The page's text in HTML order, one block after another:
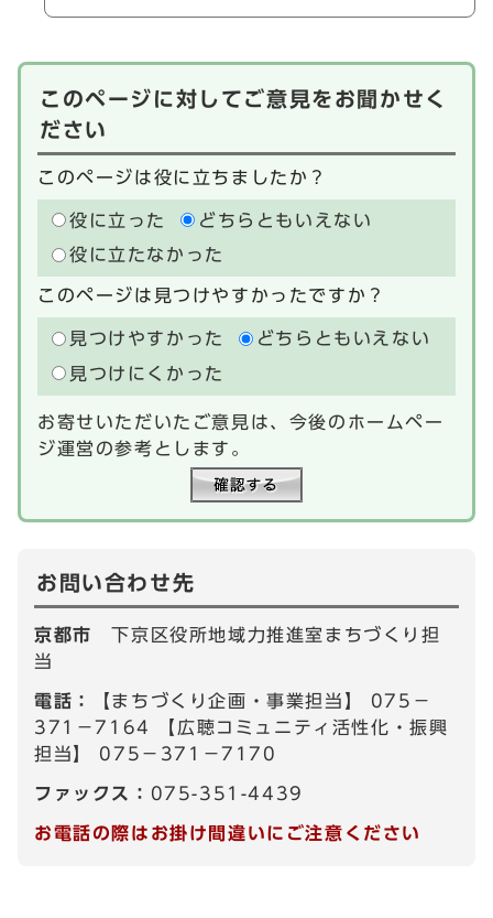
このページに対してご意見をお聞かせく
ださい
このページは役に立ちましたか？
役に立った
どちらともいえない
役に立たなかった
このページは見つけやすかったですか？
見つけやすかった
どちらともいえない
見つけにくかった
お寄せいただいたご意見は、今後のホームペー
ジ運営の参考とします。
お問い合わせ先
京都市下京区役所地域力推進室まちづくり担
当
電話：
【まちづくり企画・事業担当】 075－
371－7164 【広聴コミュニティ活性化・振興
担当】 075－371－7170
ファックス： 075-351-4439
お電話の際はお掛け間違いにご注意ください